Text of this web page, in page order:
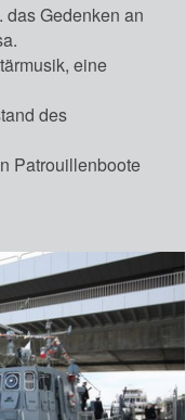
das Gedenken an
eine
des
Patrouillenboote